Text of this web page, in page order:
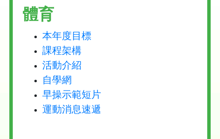
體育
本年度目標
課程架構
活動介紹
自學網
早操示範短片
運動消息速遞